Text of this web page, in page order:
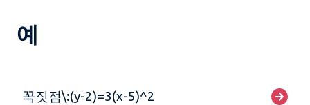
예
꼭짓점\:(y-2)=3(x-5)^2